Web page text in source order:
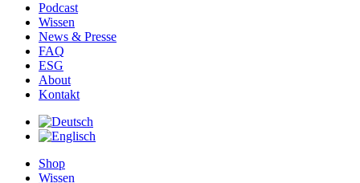
Podcast
Wissen
News & Presse
FAQ
ESG
About
Kontakt
Shop
Wissen